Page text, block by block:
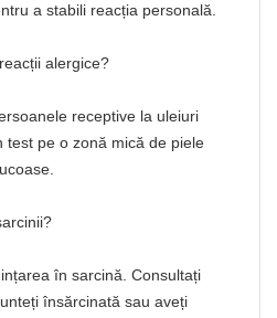
a stabili reacția personală.
alergice?
receptive la uleiuri
test pe o zonă mică de piele
în sarcină. Consultați
însărcinată sau aveți